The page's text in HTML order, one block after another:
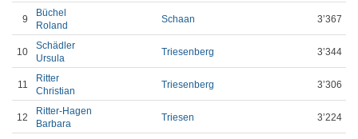
9
Büchel
Roland
Schaan 3’367
10
Schädler
Ursula
Triesenberg 3’344
11
Ritter
Christian
Triesenberg 3’306
12
Ritter-Hagen
Barbara
Triesen 3’224